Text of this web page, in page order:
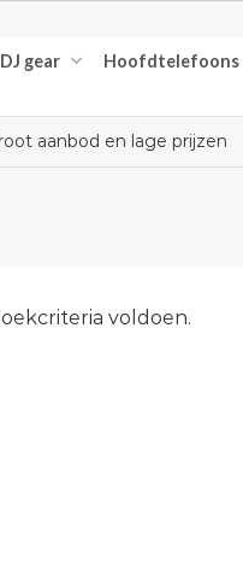
DJ gear Hoofdtelefoons
aanbod en lage prijzen
voldoen.